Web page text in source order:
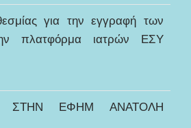
για την εγγραφή των
πλατφόρμα ιατρών ΕΣΥ
ΣΤΗΝ ΕΦΗΜ ΑΝΑΤΟΛΗ